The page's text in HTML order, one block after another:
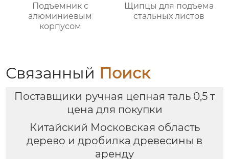
Подъемник с
алюминиевым
корпусом
Щипцы для подъема
стальных листов
Связанный Поиск
Поставщики ручная цепная таль 0,5 т
цена для покупки
Китайский Московская область
дерево и дробилка древесины в
аренду